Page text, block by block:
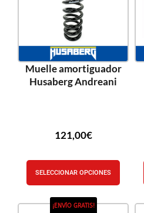
Muelle amortiguador
Husaberg Andreani
121,00€
SELECCIONAR OPCIONES
¡ENVÍO GRATIS!